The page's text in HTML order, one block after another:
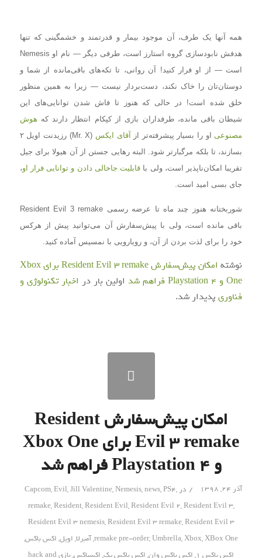
همه آنها یک طرف، آن موجود بیمار و قدرتمند و خشمگینی که تنها
هدفش نابودسازی گروه استارز است، طرفی دیگر — نام او Nemesis
است — از او فرار کنید! آن روانی، تا تکه‌های باقی‌مانده از شما و
دوستان‌تان را خاک نکند، دست‌بردار نیست — زیرا به همین منظور
خلق شده است! در حالی که هنوز تا فاش شدن توانایی‌های این
شیطان باقی مانده، طرفداران بازی از کپکام انتظار دارند که هوش
مصنوعیاو را بسیار پیشرفته‌تر از آقای ایکس
(Mr. X) رزیدنت اویل ۲
بسازند، تا بلکه مرگبارتر شود. البته رهایی جستن از آن هیولا برای جیل
تقریبا امکان‌ناپذیر است، ولی با قابلیت جاخالی دادن و توانایی فرار او،
جای بسی امید است.
شوربختانه هنوز چند ماه تا عرضه رسمی Resident Evil 3 remake
باقی مانده است، ولی با پیش‌سفارش آن می‌توانید پیش از هرکس
خود را برای لذت بردن از آن، و رویارویی با نمسیس آماده کنید.
نوشته
امکان پیش‌سفارش Resident Evil 3 remake برای Xbox
One و Playstation 4 فراهم شد
اولین بار در اخبار تکنولوژی و
فناوریپدیدار شد.
امکان پیش‌سفارش Resident
Evil 3 remake برای Xbox One
و Playstation 4 فراهم شد
آذر ۲۴, ۱۳۹۸ / در Capcom,Evil,Jill Valentine,Nemesis,news,PS4,
remake,Resident,Resident Evil,Resident Evil 2,Resident Evil 3,
Resident Evil 3 nemesis,Resident Evil 3 remake,Resident Evil 3
remake pre-order,Umbrella,Xbox,XBox One
,آمبرلا, اویل, اکس باکس,
اکس باکس 1 , اکس باکس وان, اکس باکس یک, اکسباکس, بازی hack and